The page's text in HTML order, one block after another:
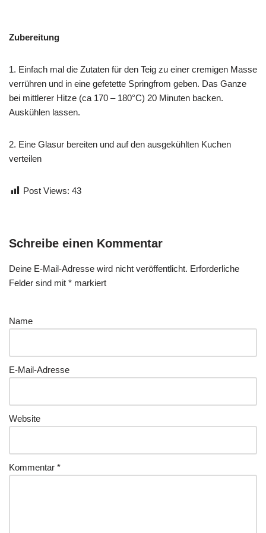
Zubereitung
1. Einfach mal die Zutaten für den Teig zu einer cremigen Masse
verrühren und in eine gefetette Springfrom geben. Das Ganze
bei mittlerer Hitze (ca 170 – 180°C) 20 Minuten backen.
Auskühlen lassen.
2. Eine Glasur bereiten und auf den ausgekühlten Kuchen
verteilen
Post Views: 43
Schreibe einen Kommentar
Deine E-Mail-Adresse wird nicht veröffentlicht. Erforderliche
Felder sind mit * markiert
Name
E-Mail-Adresse
Website
Kommentar *